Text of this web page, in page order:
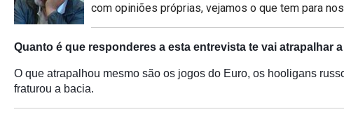
com opiniões próprias, vejamos o que tem para
Quanto é que responderes a esta entrevista te vai atrapalhar
O que atrapalhou mesmo são os jogos do Euro, os hooligans
fraturou a bacia.